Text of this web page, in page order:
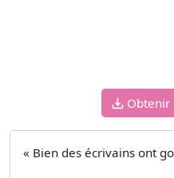
Obtenir
« Bien des écrivains ont